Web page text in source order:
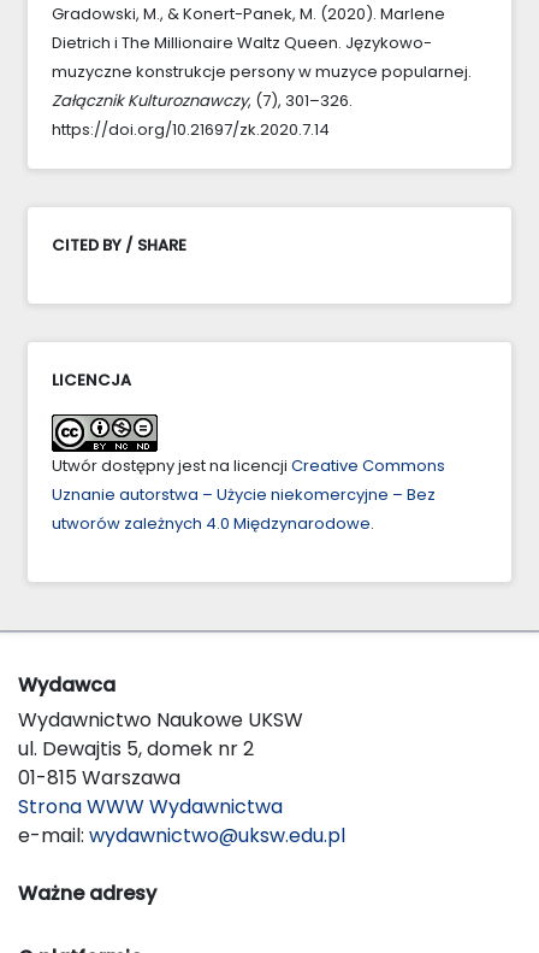
Gradowski, M., & Konert-Panek, M. (2020). Marlene
Dietrich i The Millionaire Waltz Queen. Językowo-
muzyczne konstrukcje persony w muzyce popularnej.
Załącznik Kulturoznawczy, (7), 301–326.
https://doi.org/10.21697/zk.2020.7.14
CITED BY / SHARE
LICENCJA
Utwór dostępny jest na licencji Creative Commons
Uznanie autorstwa – Użycie niekomercyjne – Bez
utworów zależnych 4.0 Międzynarodowe.
Wydawca
Wydawnictwo Naukowe UKSW
ul. Dewajtis 5, domek nr 2
01-815 Warszawa
Strona WWW Wydawnictwa
e-mail: wydawnictwo@uksw.edu.pl
Ważne adresy